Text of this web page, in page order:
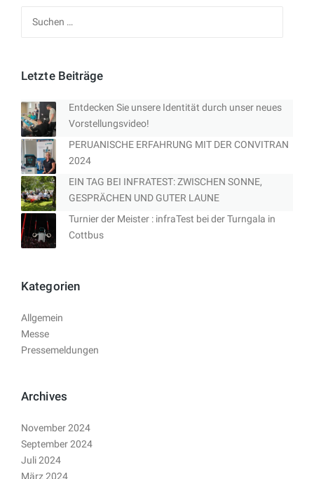
Letzte Beiträge
Entdecken Sie unsere Identität durch unser neues
Vorstellungsvideo!
PERUANISCHE ERFAHRUNG MIT DER CONVITRAN
2024
EIN TAG BEI INFRATEST: ZWISCHEN SONNE,
GESPRÄCHEN UND GUTER LAUNE
Turnier der Meister : infraTest bei der Turngala in
Cottbus
Kategorien
Allgemein
Messe
Pressemeldungen
Archives
November 2024
September 2024
Juli 2024
März 2024